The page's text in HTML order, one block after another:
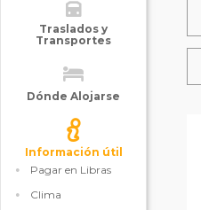
Traslados y
Transportes
Dónde Alojarse
Información útil
Pagar en Libras
Clima